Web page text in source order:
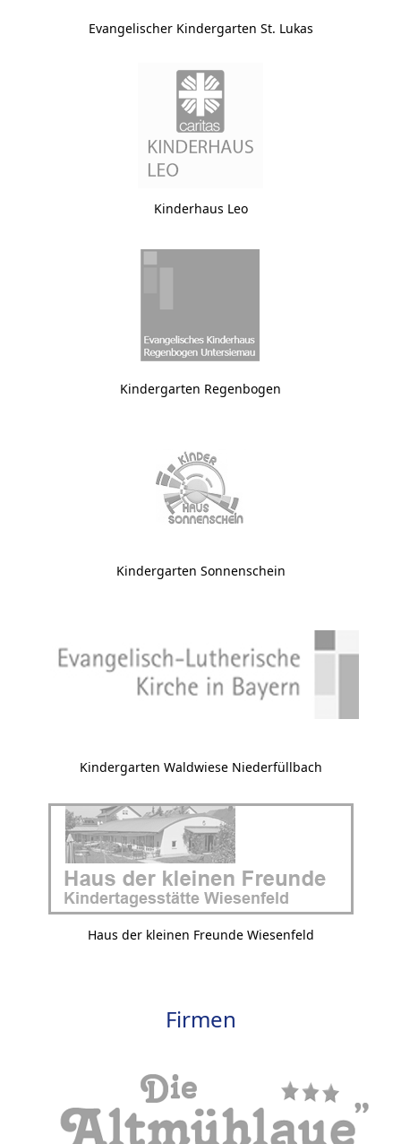
Evangelischer Kindergarten St. Lukas
Kinderhaus Leo
Kindergarten Regenbogen
Kindergarten Sonnenschein
Kindergarten Waldwiese Niederfüllbach
Haus der kleinen Freunde Wiesenfeld
Firmen